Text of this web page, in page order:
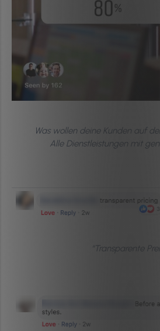
Was wollen deine Kunden auf
Alle Dienstleistungen mit
“Transparente